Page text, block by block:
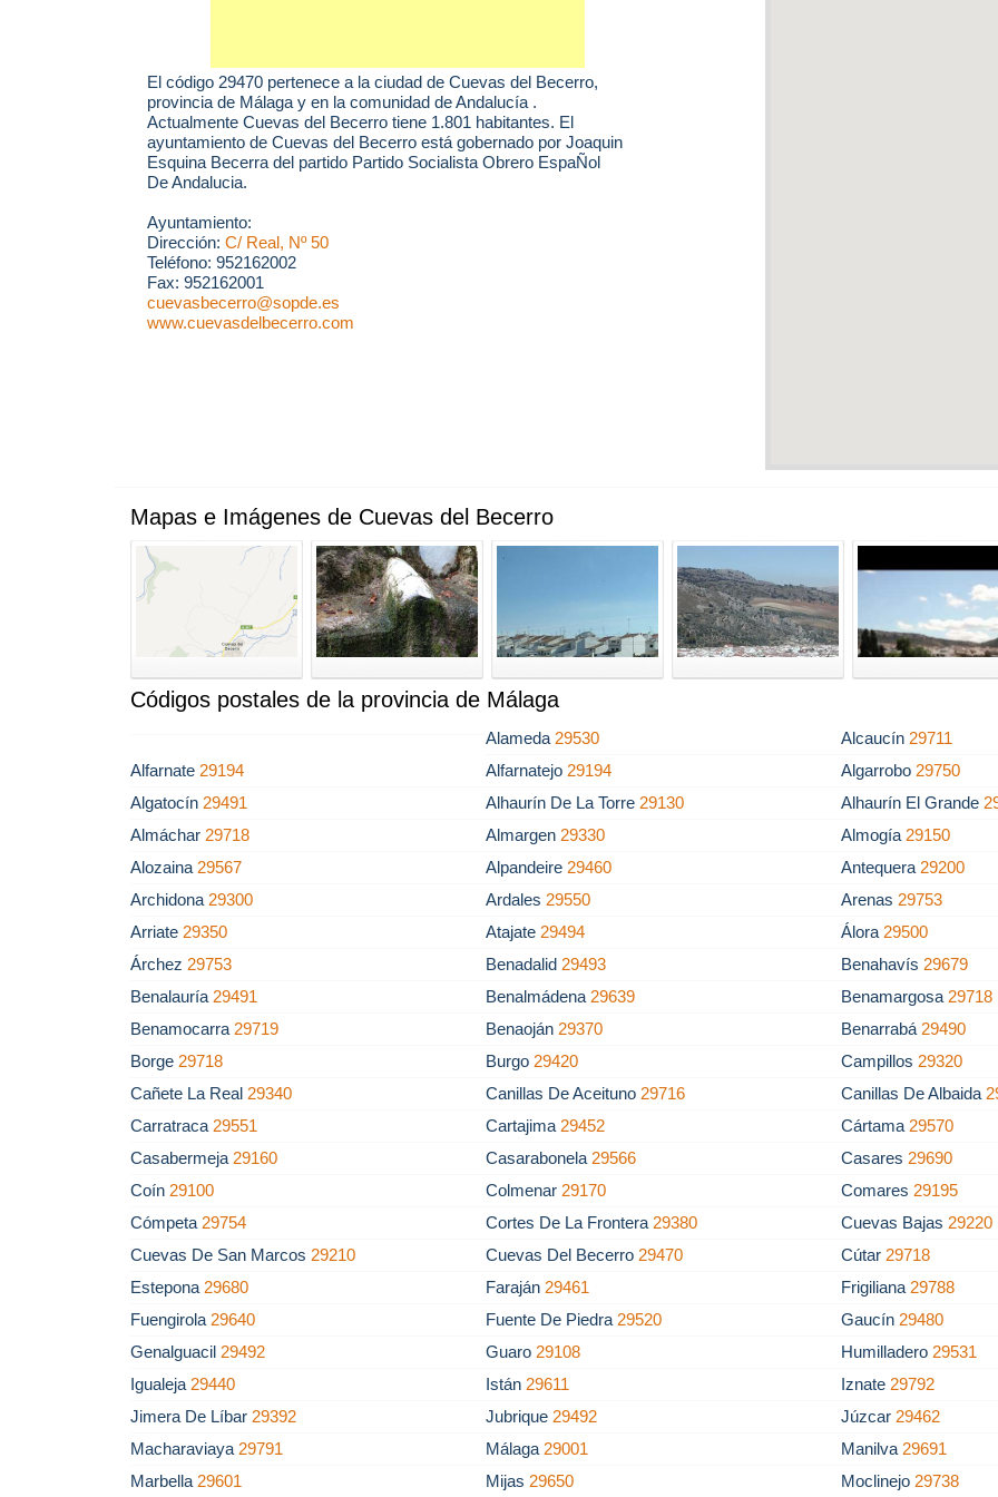
El código 29470 pertenece a la ciudad de Cuevas del Becerro,
provincia de Málaga y en la comunidad de Andalucía .
Actualmente Cuevas del Becerro tiene 1.801 habitantes. El
ayuntamiento de Cuevas del Becerro está gobernado por Joaquin
Esquina Becerra del partido Partido Socialista Obrero EspaÑol
De Andalucia.
Ayuntamiento:
Dirección: C/ Real, Nº 50
Teléfono: 952162002
Fax: 952162001
cuevasbecerro@sopde.es
www.cuevasdelbecerro.com
Mapas e Imágenes de Cuevas del Becerro
Códigos postales de la provincia de Málaga
Alameda 29530 Alcaucín 29711
Alfarnate 29194 Alfarnatejo 29194 Algarrobo 29750
Algatocín 29491 Alhaurín De La Torre 29130 Alhaurín El Grande
Almáchar 29718 Almargen 29330 Almogía 29150
Alozaina 29567 Alpandeire 29460 Antequera 29200
Archidona 29300 Ardales 29550 Arenas 29753
Arriate 29350 Atajate 29494 Álora 29500
Árchez 29753 Benadalid 29493 Benahavís 29679
Benalauría 29491 Benalmádena 29639 Benamargosa 29718
Benamocarra 29719 Benaoján 29370 Benarrabá 29490
Borge 29718 Burgo 29420 Campillos 29320
Cañete La Real 29340 Canillas De Aceituno 29716 Canillas De Albaida
Carratraca 29551 Cartajima 29452 Cártama 29570
Casabermeja 29160 Casarabonela 29566 Casares 29690
Coín 29100 Colmenar 29170 Comares 29195
Cómpeta 29754 Cortes De La Frontera 29380 Cuevas Bajas 29220
Cuevas De San Marcos 29210 Cuevas Del Becerro 29470 Cútar 29718
Estepona 29680 Faraján 29461 Frigiliana 29788
Fuengirola 29640 Fuente De Piedra 29520 Gaucín 29480
Genalguacil 29492 Guaro 29108 Humilladero 29531
Igualeja 29440 Istán 29611 Iznate 29792
Jimera De Líbar 29392 Jubrique 29492 Júzcar 29462
Macharaviaya 29791 Málaga 29001 Manilva 29691
Marbella 29601 Mijas 29650 Moclinejo 29738